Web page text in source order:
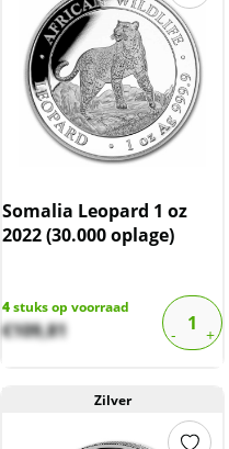
Somalia Leopard 1 oz
2022 (30.000 oplage)
4stuks op voorraad
€109,81
Zilver